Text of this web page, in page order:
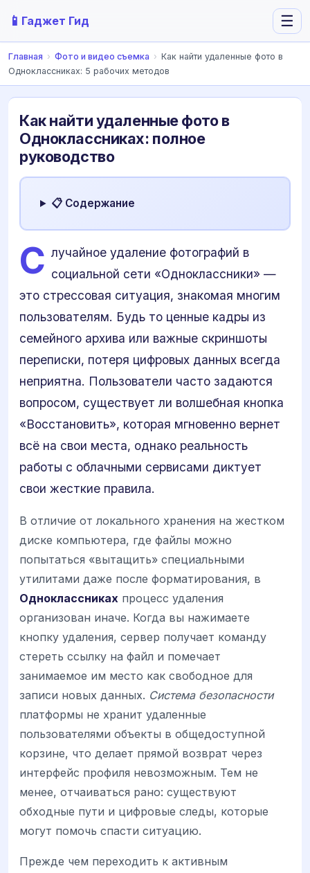
📱 Гаджет Гид ☰
Главная › Фото и видео съемка › Как найти удаленные фото в
Одноклассниках: 5 рабочих методов
Как найти удаленные фото в
Одноклассниках: полное
руководство
📋 Содержание
С лучайное удаление фотографий в
социальной сети «Одноклассники» —
это стрессовая ситуация, знакомая многим
пользователям. Будь то ценные кадры из
семейного архива или важные скриншоты
переписки, потеря цифровых данных всегда
неприятна. Пользователи часто задаются
вопросом, существует ли волшебная кнопка
«Восстановить», которая мгновенно вернет
всё на свои места, однако реальность
работы с облачными сервисами диктует
свои жесткие правила.
В отличие от локального хранения на жестком
диске компьютера, где файлы можно
попытаться «вытащить» специальными
утилитами даже после форматирования, в
Одноклассниках процесс удаления
организован иначе. Когда вы нажимаете
кнопку удаления, сервер получает команду
стереть ссылку на файл и помечает
занимаемое им место как свободное для
записи новых данных. Система безопасности
платформы не хранит удаленные
пользователями объекты в общедоступной
корзине, что делает прямой возврат через
интерфейс профиля невозможным. Тем не
менее, отчаиваться рано: существуют
обходные пути и цифровые следы, которые
могут помочь спасти ситуацию.
Прежде чем переходить к активным